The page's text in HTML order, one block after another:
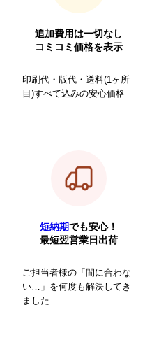
追加費用は一切なし
コミコミ価格を表示
印刷代・版代・送料(1ヶ所
目)すべて込みの安心価格
短納期でも安心！
最短翌営業日出荷
ご担当者様の「間に合わな
い…」を何度も解決してき
ました